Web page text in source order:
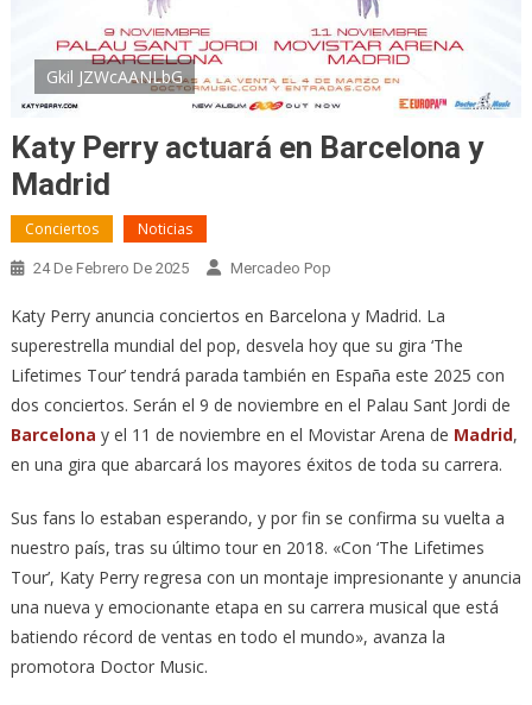
Gkil JZWcAANLbG
Katy Perry actuará en Barcelona y
Madrid
Conciertos Noticias
24 De Febrero De 2025 Mercadeo Pop
Katy Perry anuncia conciertos en Barcelona y Madrid. La
superestrella mundial del pop, desvela hoy que su gira ‘The
Lifetimes Tour’ tendrá parada también en España este 2025 con
dos conciertos. Serán el 9 de noviembre en el Palau Sant Jordi de
Barcelona y el 11 de noviembre en el Movistar Arena de Madrid,
en una gira que abarcará los mayores éxitos de toda su carrera.
Sus fans lo estaban esperando, y por fin se confirma su vuelta a
nuestro país, tras su último tour en 2018. «Con ‘The Lifetimes
Tour’, Katy Perry regresa con un montaje impresionante y anuncia
una nueva y emocionante etapa en su carrera musical que está
batiendo récord de ventas en todo el mundo», avanza la
promotora Doctor Music.